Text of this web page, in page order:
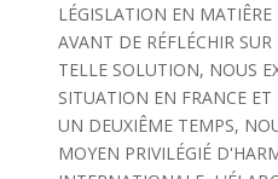
LÉGISLATION EN
AVANT DE RÉFLÉCHIR
TELLE SOLUTION, NOUS
SITUATION EN FRANCE
UN DEUXIÊME TEMPS,
MOYEN PRIVILÉGIÉ